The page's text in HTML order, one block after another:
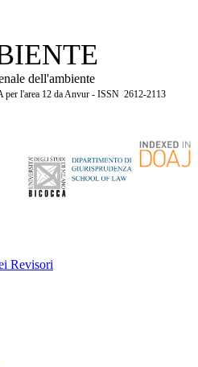
dell'ambiente
per l'area 12 da Anvur - ISSN 2612-2113
Revisori